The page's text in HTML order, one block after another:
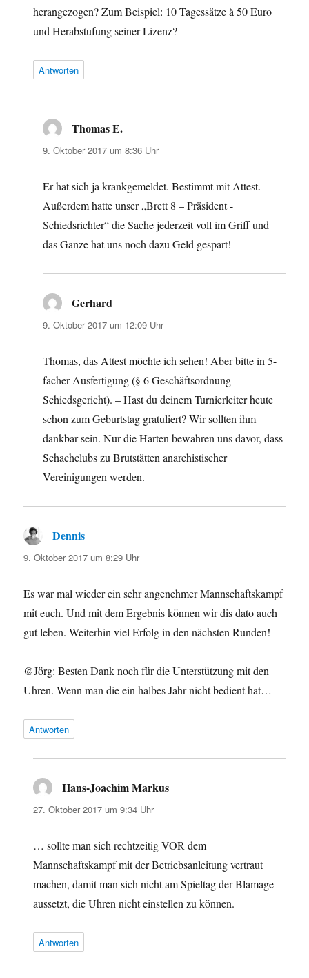
herangezogen? Zum Beispiel: 10 Tagessätze à 50 Euro
und Herabstufung seiner Lizenz?
Antworten
Thomas E.
9. Oktober 2017 um 8:36 Uhr
Er hat sich ja krankgemeldet. Bestimmt mit Attest.
Außerdem hatte unser „Brett 8 – Präsident -
Schiedsrichter“ die Sache jederzeit voll im Griff und
das Ganze hat uns noch dazu Geld gespart!
Gerhard
9. Oktober 2017 um 12:09 Uhr
Thomas, das Attest möchte ich sehen! Aber bitte in 5-
facher Ausfertigung (§ 6 Geschäftsordnung
Schiedsgericht). – Hast du deinem Turnierleiter heute
schon zum Geburtstag gratuliert? Wir sollten ihm
dankbar sein. Nur die Harten bewahren uns davor, dass
Schachclubs zu Brutstätten anarchistischer
Vereinigungen werden.
Dennis
9. Oktober 2017 um 8:29 Uhr
Es war mal wieder ein sehr angenehmer Mannschaftskampf
mit euch. Und mit dem Ergebnis können wir dis dato auch
gut leben. Weiterhin viel Erfolg in den nächsten Runden!
@Jörg: Besten Dank noch für die Unterstützung mit den
Uhren. Wenn man die ein halbes Jahr nicht bedient hat…
Antworten
Hans-Joachim Markus
27. Oktober 2017 um 9:34 Uhr
… sollte man sich rechtzeitig VOR dem
Mannschaftskampf mit der Betriebsanleitung vertraut
machen, damit man sich nicht am Spieltag der Blamage
aussetzt, die Uhren nicht einstellen zu können.
Antworten